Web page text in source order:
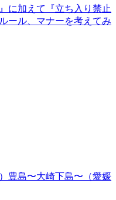
に加えて『立ち入り禁止
ール、マナーを考えてみ
豊島〜大崎下島〜（愛媛